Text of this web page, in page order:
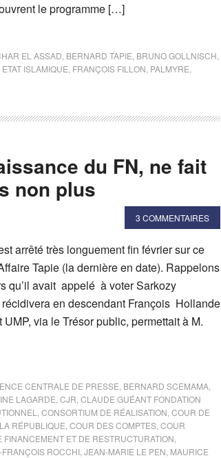
le programme […]
EL ASSAD BERNARD TAPIE BRUNO GOLLNISCH
ETAT ISLAMIQUE FRANÇOIS FILLON PALMYRE
du FN, ne fait
non plus
3 COMMENTAIRES
arrêté très longuement fin février sur ce
Tapie (la dernière en date). Rappelons
qu’il avait appelé à voter Sarkozy
en descendant François Hollande
via le Trésor public, permettait à M.
CENTRALE DE PRESSE BERNARD SCEMAMA
LAGARDE CJR CLAUDE GUÉANT FONDATION
CONSORTIUM DE RÉALISATION COUR DE
RÉPUBLIQUE COUR DES COMPTES COUR
FINANCEMENT ET DE RESTRUCTURATION
ROCCHI JEAN-MARIE LE PEN MAURICE